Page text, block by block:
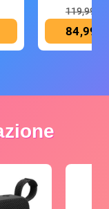
119,99 €
84,99 €